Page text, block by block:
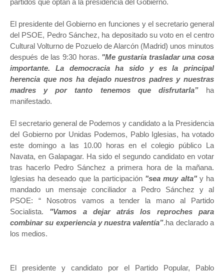
El presidente del Gobierno en funciones y el secretario general
del PSOE, Pedro Sánchez, ha depositado su voto en el centro
Cultural Volturno de Pozuelo de Alarcón (Madrid) unos minutos
después de las 9:30 horas. "Me gustaría trasladar una cosa
importante. La democracia ha sido y es la principal
herencia que nos ha dejado nuestros padres y nuestras
madres y por tanto tenemos que disfrutarla”ha
manifestado.
El secretario general de Podemos y candidato a la Presidencia
del Gobierno por Unidas Podemos, Pablo Iglesias, ha votado
este domingo a las 10.00 horas en el colegio público La
Navata, en Galapagar. Ha sido el segundo candidato en votar
tras hacerlo Pedro Sánchez a primera hora de la mañana.
Iglesias ha deseado que la participación "sea muy alta"y ha
mandado un mensaje conciliador a Pedro Sánchez y al
PSOE: “ Nosotros vamos a tender la mano al Partido
Socialista. "Vamos a dejar atrás los reproches para
combinar su experiencia y nuestra valentía”.ha declarado a
los medios.
El presidente y candidato por el Partido Popular, Pablo